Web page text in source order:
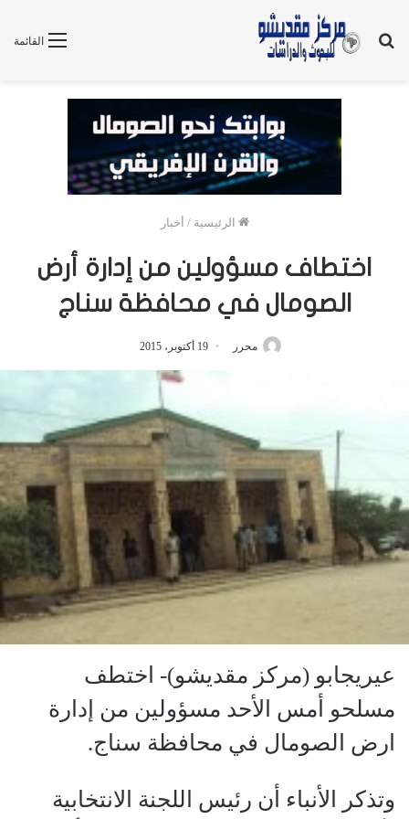
القائمة
بحث
الرئيسية / أخبار
اختطاف مسؤولين من إدارة أرض
الصومال في محافظة سناج
محرر 19 أكتوبر، 2015
عيريجابو (مركز مقديشو)- اختطف
مسلحو أمس الأحد مسؤولين من إدارة
ارض الصومال في محافظة سناج.
وتذكر الأنباء أن رئيس اللجنة الانتخابية